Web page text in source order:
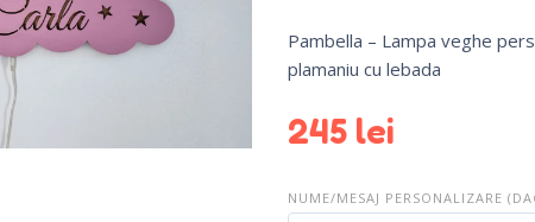
Pambella – Lampa veghe
plamaniu cu lebada
245 lei
NUME/MESAJ PERSONALIZARE